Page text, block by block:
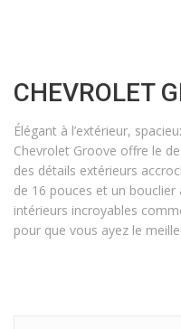
CHEVROLET
Élégant à l’extérieur,
Chevrolet Groove offre le
des détails extérieurs
de 16 pouces et un bouclier
intérieurs incroyables
pour que vous ayez le